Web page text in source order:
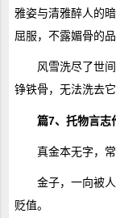
雅姿与清雅醉人的
屈服，不露媚骨的
风雪洗尽了世
铮铁骨，无法洗去
篇7、托物言志
真金本无字，
金子，一向被
贬值。